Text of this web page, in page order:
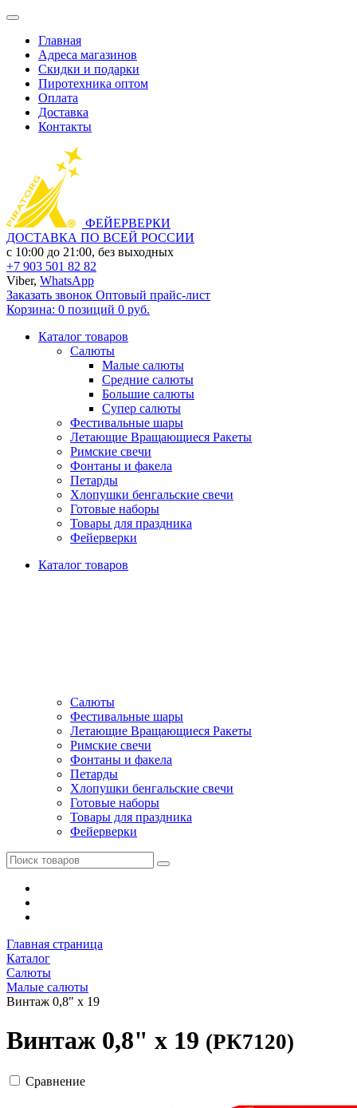
Главная
Адреса магазинов
Скидки и подарки
Пиротехника оптом
Оплата
Доставка
Контакты
ФЕЙЕРВЕРКИ
ДОСТАВКА ПО ВСЕЙ РОССИИ
с 10:00 до 21:00, без выходных
+7 903 501 82 82
Viber, WhatsApp
Заказать звонок Оптовый прайс-лист
Корзина: 0 позиций 0 руб.
Каталог товаров
Салюты
Малые салюты
Средние салюты
Большие салюты
Супер салюты
Фестивальные шары
Летающие Вращающиеся Ракеты
Римские свечи
Фонтаны и факела
Петарды
Хлопушки бенгальские свечи
Готовые наборы
Товары для праздника
Фейерверки
Каталог товаров
Салюты
Фестивальные шары
Летающие Вращающиеся Ракеты
Римские свечи
Фонтаны и факела
Петарды
Хлопушки бенгальские свечи
Готовые наборы
Товары для праздника
Фейерверки
Главная страница
Каталог
Салюты
Малые салюты
Винтаж 0,8" х 19
Винтаж 0,8" х 19 (РК7120)
Сравнение